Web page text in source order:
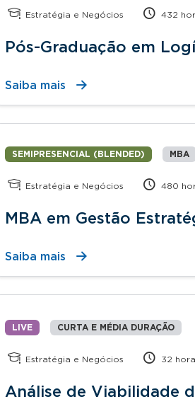
Estratégia e Negócios 432
Pós-Graduação em
Saiba mais
SEMIPRESENCIAL (BLENDED) MBA
Estratégia e Negócios 480
MBA em Gestão
Saiba mais
LIVE CURTA E MÉDIA DURAÇÃO
Estratégia e Negócios 32
Análise de Viabilidade